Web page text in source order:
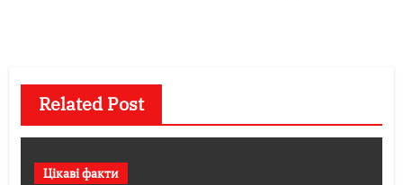
Related Post
Цікаві факти